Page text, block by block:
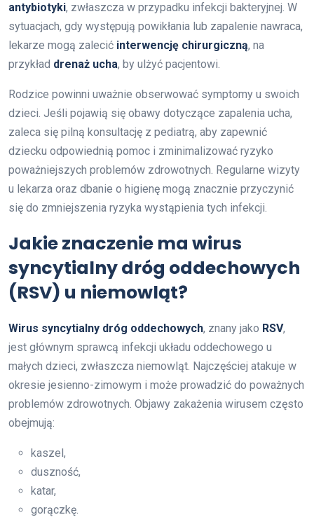
antybiotyki, zwłaszcza w przypadku infekcji bakteryjnej. W
sytuacjach, gdy występują powikłania lub zapalenie nawraca,
lekarze mogą zalecić interwencję chirurgiczną, na
przykład drenaż ucha, by ulżyć pacjentowi.
Rodzice powinni uważnie obserwować symptomy u swoich
dzieci. Jeśli pojawią się obawy dotyczące zapalenia ucha,
zaleca się pilną konsultację z pediatrą, aby zapewnić
dziecku odpowiednią pomoc i zminimalizować ryzyko
poważniejszych problemów zdrowotnych. Regularne wizyty
u lekarza oraz dbanie o higienę mogą znacznie przyczynić
się do zmniejszenia ryzyka wystąpienia tych infekcji.
Jakie znaczenie ma wirus
syncytialny dróg oddechowych
(RSV) u niemowląt?
Wirus syncytialny dróg oddechowych, znany jako RSV,
jest głównym sprawcą infekcji układu oddechowego u
małych dzieci, zwłaszcza niemowląt. Najczęściej atakuje w
okresie jesienno-zimowym i może prowadzić do poważnych
problemów zdrowotnych. Objawy zakażenia wirusem często
obejmują:
kaszel,
duszność,
katar,
gorączkę.